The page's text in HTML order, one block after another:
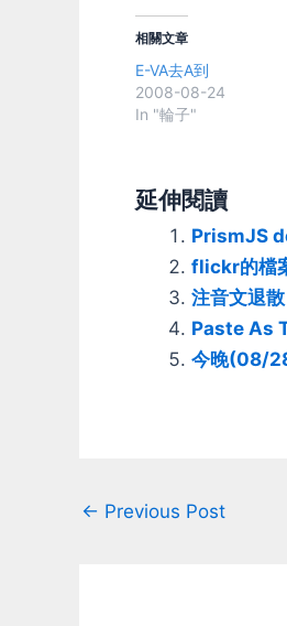
相關文章
E-VA去A到
2008-08-24
In "輪子"
延伸閱讀
PrismJS
flickr的檔
注音文退散
Paste As
今晚(08/
Post
← Previous Post